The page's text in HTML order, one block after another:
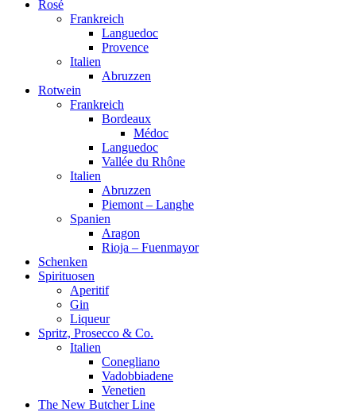
Rosé
Frankreich
Languedoc
Provence
Italien
Abruzzen
Rotwein
Frankreich
Bordeaux
Médoc
Languedoc
Vallée du Rhône
Italien
Abruzzen
Piemont – Langhe
Spanien
Aragon
Rioja – Fuenmayor
Schenken
Spirituosen
Aperitif
Gin
Liqueur
Spritz, Prosecco & Co.
Italien
Conegliano
Vadobbiadene
Venetien
The New Butcher Line